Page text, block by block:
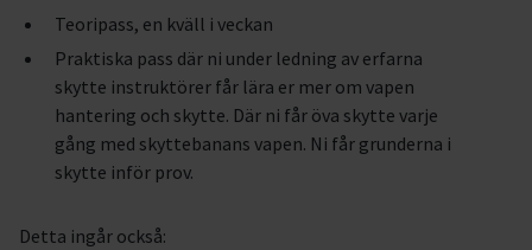
Teoripass, en kväll i veckan
Praktiska pass där ni under ledning av erfarna
skytte instruktörer får lära er mer om vapen
hantering och skytte. Där ni får öva skytte varje
gång med skyttebanans vapen. Ni får grunderna i
skytte inför prov.
Detta ingår också: